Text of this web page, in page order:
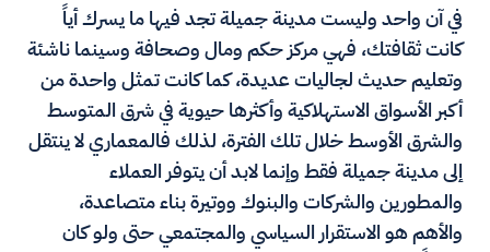
في آن واحد وليست مدينة جميلة تجد فيها ما يسرك أياً
كانت ثقافتك، فهي مركز حكم ومال وصحافة وسينما ناشئة
وتعليم حديث لجاليات عديدة، كما كانت تمثل واحدة من
أكبر الأسواق الاستهلاكية وأكثرها حيوية في شرق المتوسط
والشرق الأوسط خلال تلك الفترة، لذلك فالمعماري لا ينتقل
إلى مدينة جميلة فقط وإنما لابد أن يتوفر العملاء
والمطورين والشركات والبنوك ووتيرة بناء متصاعدة،
والأهم هو الاستقرار السياسي والمجتمعي حتى ولو كان